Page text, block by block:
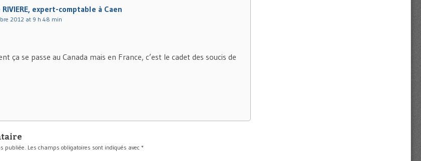
expert-comptable à Caen
2012 at 9 h 48 min
ça se passe au Canada mais en France, c’est le cadet des soucis de
publiée. Les champs obligatoires sont indiqués avec *